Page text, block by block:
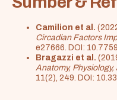
Camilion et al.
Circadian Factors
e27666. DOI:
Bragazzi et al.
Anatomy,
11(2), 249. DOI: